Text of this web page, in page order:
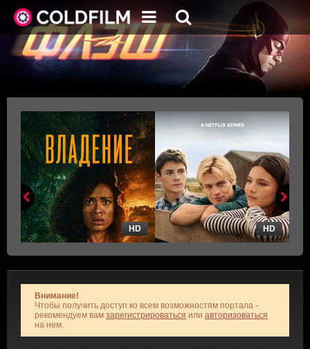
HD HD
Внимание!
Чтобы получить доступ ко всем возможностям портала -
рекомендуем вам зарегистрироваться или авторизоваться
на нем.